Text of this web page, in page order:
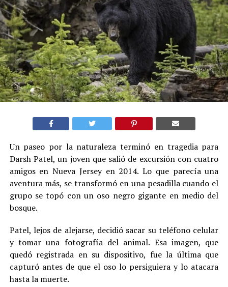
Un paseo por la naturaleza terminó en tragedia para
Darsh Patel, un joven que salió de excursión con cuatro
amigos en Nueva Jersey en 2014. Lo que parecía una
aventura más, se transformó en una pesadilla cuando el
grupo se topó con un oso negro gigante en medio del
bosque.
Patel, lejos de alejarse, decidió sacar su teléfono celular
y tomar una fotografía del animal. Esa imagen, que
quedó registrada en su dispositivo, fue la última que
capturó antes de que el oso lo persiguiera y lo atacara
hasta la muerte.